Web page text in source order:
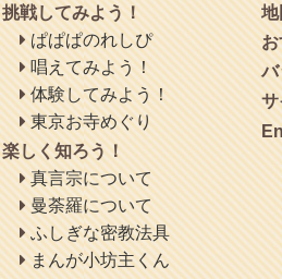
挑戦してみよう！
ぱぱぱのれしぴ
唱えてみよう！
体験してみよう！
東京お寺めぐり
楽しく知ろう！
真言宗について
曼荼羅について
ふしぎな密教法具
まんが小坊主くん
地
お
バ
サ